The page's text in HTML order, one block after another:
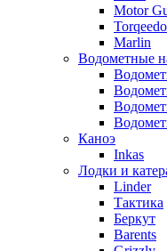
Motor
Torqeedo
Marlin
Водометные
Каноэ
Inkas
Лодки и
Linder
Тактика
Беркут
Barents